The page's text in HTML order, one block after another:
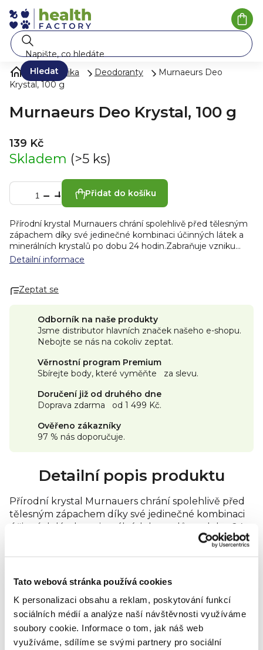
Tato webová stránka používá cookies
K personalizaci obsahu a reklam, poskytování funkcí
sociálních médií a analýze naší návštěvnosti využíváme
soubory cookie. Informace o tom, jak náš web
využíváme, sdílíme se svými partnery pro sociální
na
obsah
Hledat
Kosmetika Deodoranty
Murnaeurs Deo
Krystal, 100 g
Murnaeurs Deo Krystal, 100 g
139 Kč
Skladem (>5 ks)
Přidat do košíku
Přírodní krystal Murnauers chrání spolehlivě před tělesným
zápachem díky své jedinečné kombinaci účinných látek a
minerálních krystalů po dobu 24 hodin.Zabraňuje vzniku
baktérii, které způsobují zápach. Je vyroben světově
konzervačních látek. Vhodný i pro velmi citlivou pokožku.
potu. Po použití očistěte a nechte uschnout KAMENEC -
čistě přírodní krystalická látka bez chemických konzervantů.
Spolehlivě zastavuje krvácení z drobných ran
Detailní informace
Zeptat se
Odborník na naše produkty
Jsme distributor hlavních značek našeho e-shopu.
Nebojte se nás na cokoliv zeptat.
Věrnostní program Premium
Sbírejte body, které vyměňte za slevu.
Doručení již od druhého dne
Doprava zdarma od 1 499 Kč.
Ověřeno zákazníky
97 % nás doporučuje.
Detailní popis produktu
Přírodní krystal Murnauers chrání spolehlivě před
tělesným zápachem díky své jedinečné kombinaci
účinných látek a minerálních krystalů po dobu 24
hodin.Zabraňuje vzniku baktérii, které způsobují
pro ženy i pro muže Bez barviv a konzervačních
použití: krystal namočte vodou a několikrát potřete
pokožku, tím získáte celodenní ochranu před
zápachem potu. Po použití očistěte a nechte
uschnout KAMENEC - čistě přírodní krystalická